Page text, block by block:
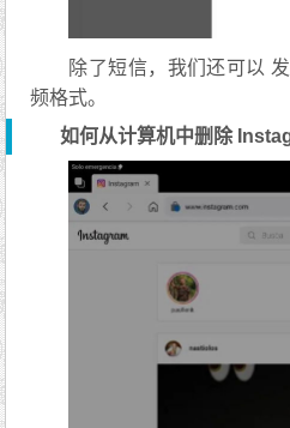
除了短信，我们还可以
频格式。
如何从计算机中删除